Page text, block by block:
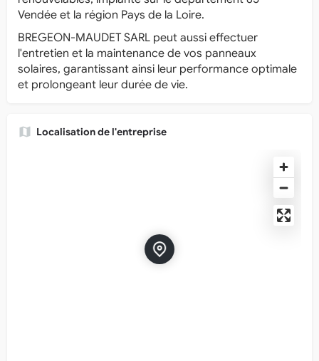
Vendée et la région Pays de la Loire.
BREGEON-MAUDET SARL peut aussi effectuer
l'entretien et la maintenance de vos panneaux
solaires, garantissant ainsi leur performance optimale
et prolongeant leur durée de vie.
Localisation de l'entreprise